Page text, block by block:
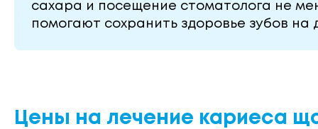
сахара и посещение стоматолога не
помогают сохранить здоровье зубов на
Цены на лечение кариеса